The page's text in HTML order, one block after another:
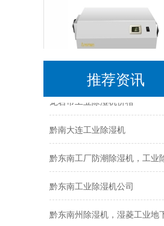
ASM-600单机转轮除湿机
ASM-500单机转轮除湿机
推荐资讯
黔南工业除湿机公司
龙岩市工业除湿机价格
黔南大连工业除湿机
黔东南工业除湿机公司